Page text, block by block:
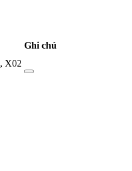
Ghi chú
, X02